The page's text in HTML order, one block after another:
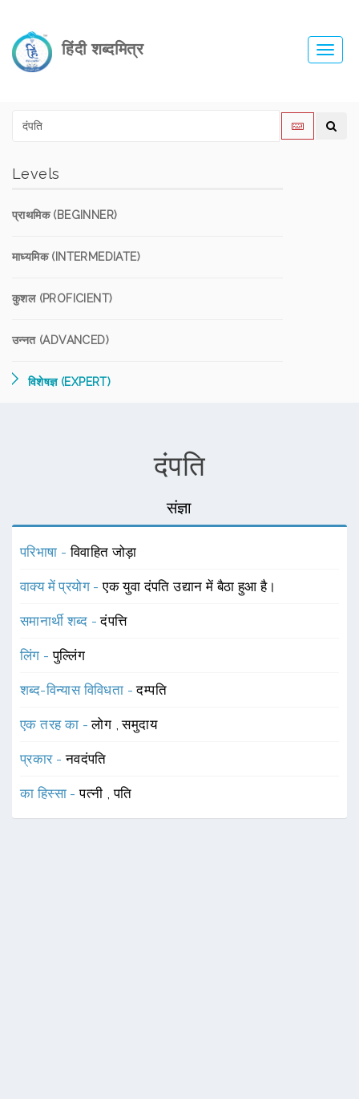
हिंदी शब्दमित्र
Levels
प्राथमिक (BEGINNER)
माध्यमिक (INTERMEDIATE)
कुशल (PROFICIENT)
उन्नत (ADVANCED)
विशेषज्ञ (EXPERT)
दंपति
संज्ञा
परिभाषा -विवाहित जोड़ा
वाक्य में प्रयोग -एक युवा दंपति उद्यान में बैठा हुआ है।
समानार्थी शब्द -दंपत्ति
लिंग -पुल्लिंग
शब्द-विन्यास विविधता -दम्पति
एक तरह का -लोग ,समुदाय
प्रकार -नवदंपति
का हिस्सा -पत्नी ,पति